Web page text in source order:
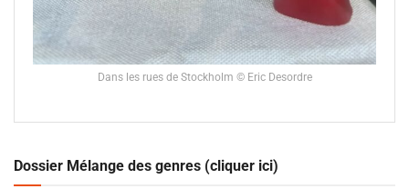
Dans les rues de Stockholm © Eric Desordre
Dossier Mélange des genres (cliquer ici)